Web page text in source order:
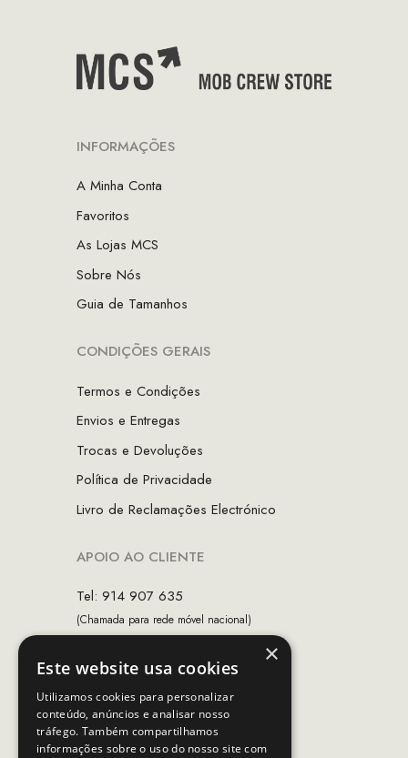
INFORMAÇÕES
A Minha Conta
Favoritos
As Lojas MCS
Sobre Nós
Guia de Tamanhos
CONDIÇÕES GERAIS
Termos e Condições
Envios e Entregas
Trocas e Devoluções
Política de Privacidade
Livro de Reclamações Electrónico
APOIO AO CLIENTE
Tel: 914 907 635
(Chamada para rede móvel nacional)
Horário de contacto:
Dias úteis das 10h as 19h
×
Este website usa cookies
Utilizamos cookies para personalizar
conteúdo, anúncios e analisar nosso
tráfego. Também compartilhamos
informações sobre o uso do nosso site com